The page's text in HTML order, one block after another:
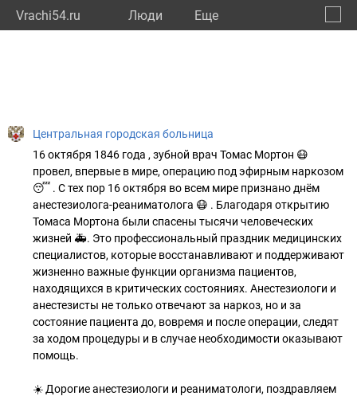
Vrachi54.ru Люди Eще
Центральная городская больница
16 октября 1846 года , зубной врач Томас Мортон 😷
провел, впервые в мире, операцию под эфирным наркозом
😴 . С тех пор 16 октября во всем мире признано днём
анестезиолога-реаниматолога 😷 . Благодаря открытию
Томаса Мортона были спасены тысячи человеческих
жизней 🚑. Это профессиональный праздник медицинских
специалистов, которые восстанавливают и поддерживают
жизненно важные функции организма пациентов,
находящихся в критических состояниях. Анестезиологи и
анестезисты не только отвечают за наркоз, но и за
состояние пациента до, вовремя и после операции, следят
за ходом процедуры и в случае необходимости оказывают
помощь.
☀️ Дорогие анестезиологи и реаниматологи, поздравляем